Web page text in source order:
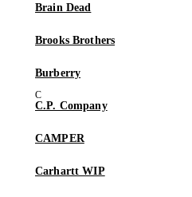
Brain Dead
Brooks Brothers
Burberry
C.P. Company
CAMPER
Carhartt WIP